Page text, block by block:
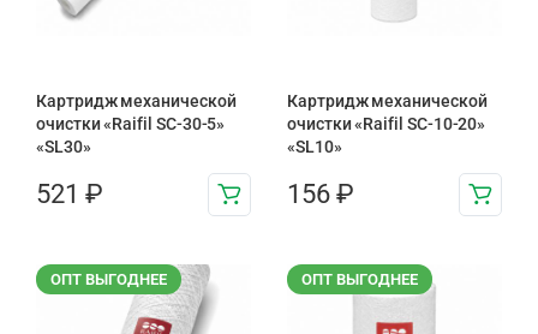
Картридж механической
очистки «Raifil SC-30-5»
«SL30»
521 ₽
Картридж механической
очистки «Raifil SC-10-20»
«SL10»
156 ₽
ОПТ ВЫГОДНЕЕ ОПТ ВЫГОДНЕЕ